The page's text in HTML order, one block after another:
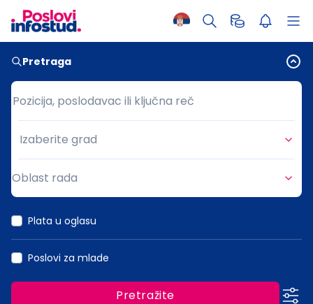
Pretraga
Pozicija, poslodavac ili ključna reč
Pozicija, poslodavac ili ključna reč
Grad
Izaberite grad
Oblast rada
Plata u oglasu
Poslovi za mlade
Pretražite